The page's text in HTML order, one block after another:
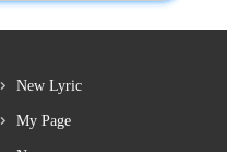
New Lyric
My Page